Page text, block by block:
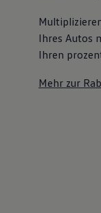
Ihres Autos
Ihren
Mehr zur